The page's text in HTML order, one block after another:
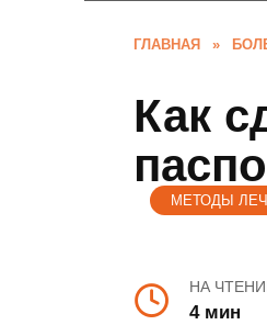
ГЛАВНАЯ »
Как
МЕТОДЫ
НА
4 мин